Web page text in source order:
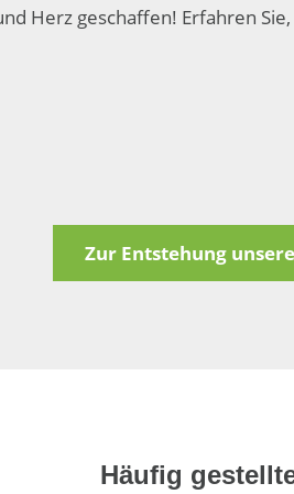
Herz geschaffen! Erfahren
Zur Entstehung
Häufig